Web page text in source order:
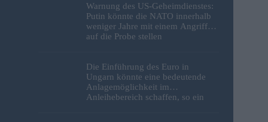
Warnung des US-Geheimdienstes:
Putin könnte die NATO innerhalb
weniger Jahre mit einem Angriff
auf die Probe stellen
Die Einführung des Euro in
Ungarn könnte eine bedeutende
Anlagemöglichkeit im
Anleihebereich schaffen, so ein